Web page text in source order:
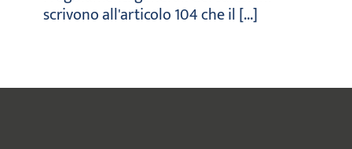
scrivono all'articolo 104 che il [...]